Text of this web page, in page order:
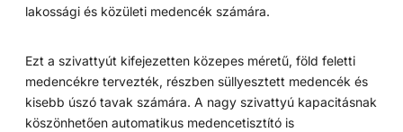
lakossági és közületi medencék számára.
Ezt a szivattyút kifejezetten közepes méretű, föld feletti
medencékre tervezték, részben süllyesztett medencék és
kisebb úszó tavak számára. A nagy szivattyú kapacitásnak
köszönhetően automatikus medencetisztító is